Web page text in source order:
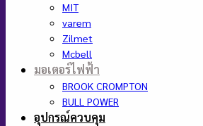
MIT
varem
Zilmet
Mcbell
มอเตอร์ไฟฟ้า
BROOK CROMPTON
BULL POWER
อุปกรณ์ควบคุม